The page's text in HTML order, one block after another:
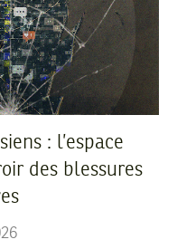
: l’espace
des blessures